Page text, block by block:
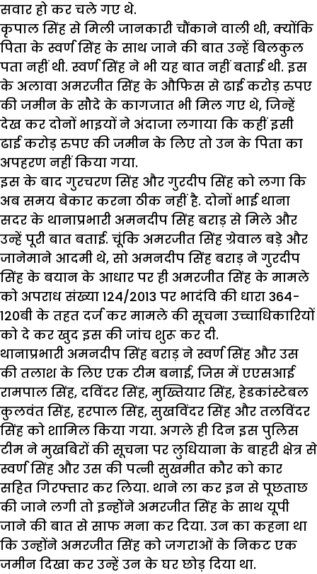
सवार हो कर चले गए थे.
कृपाल सिंह से मिली जानकारी चौंकाने वाली थी, क्योंकि
पिता के स्वर्ण सिंह के साथ जाने की बात उन्हें बिलकुल
पता नहीं थी. स्वर्ण सिंह ने भी यह बात नहीं बताई थी. इस
के अलावा अमरजीत सिंह के औफिस से ढाई करोड़ रुपए
की जमीन के सौदे के कागजात भी मिल गए थे, जिन्हें
देख कर दोनों भाइयों ने अंदाजा लगाया कि कहीं इसी
ढाई करोड़ रुपए की जमीन के लिए तो उन के पिता का
अपहरण नहीं किया गया.
इस के बाद गुरचरण सिंह और गुरदीप सिंह को लगा कि
अब समय बेकार करना ठीक नहीं है. दोनों भाई थाना
सदर के थानाप्रभारी अमनदीप सिंह बराड़ से मिले और
उन्हें पूरी बात बताई. चूंकि अमरजीत सिंह ग्रेवाल बड़े और
जानेमाने आदमी थे, सो अमनदीप सिंह बराड़ ने गुरदीप
सिंह के बयान के आधार पर ही अमरजीत सिंह के मामले
को अपराध संख्या 124/2013 पर भादंवि की धारा 364-
120बी के तहत दर्ज कर मामले की सूचना उच्चाधिकारियों
को दे कर खुद इस की जांच शुरू कर दी.
थानाप्रभारी अमनदीप सिंह बराड़ ने स्वर्ण सिंह और उस
की तलाश के लिए एक टीम बनाई, जिस में एएसआई
रामपाल सिंह, दविंदर सिंह, मुख्तियार सिंह, हेडकांस्टेबल
कुलवंत सिंह, हरपाल सिंह, सुखविंदर सिंह और तलविंदर
सिंह को शामिल किया गया. अगले ही दिन इस पुलिस
टीम ने मुखबिरों की सूचना पर लुधियाना के बाहरी क्षेत्र से
स्वर्ण सिंह और उस की पत्नी सुखमीत कौर को कार
सहित गिरफ्तार कर लिया. थाने ला कर इन से पूछताछ
की जाने लगी तो इन्होेंने अमरजीत सिंह के साथ यूपी
जाने की बात से साफ मना कर दिया. उन का कहना था
कि उन्होंने अमरजीत सिंह को जगराओं के निकट एक
जमीन दिखा कर उन्हें उन के घर छोड़ दिया था.